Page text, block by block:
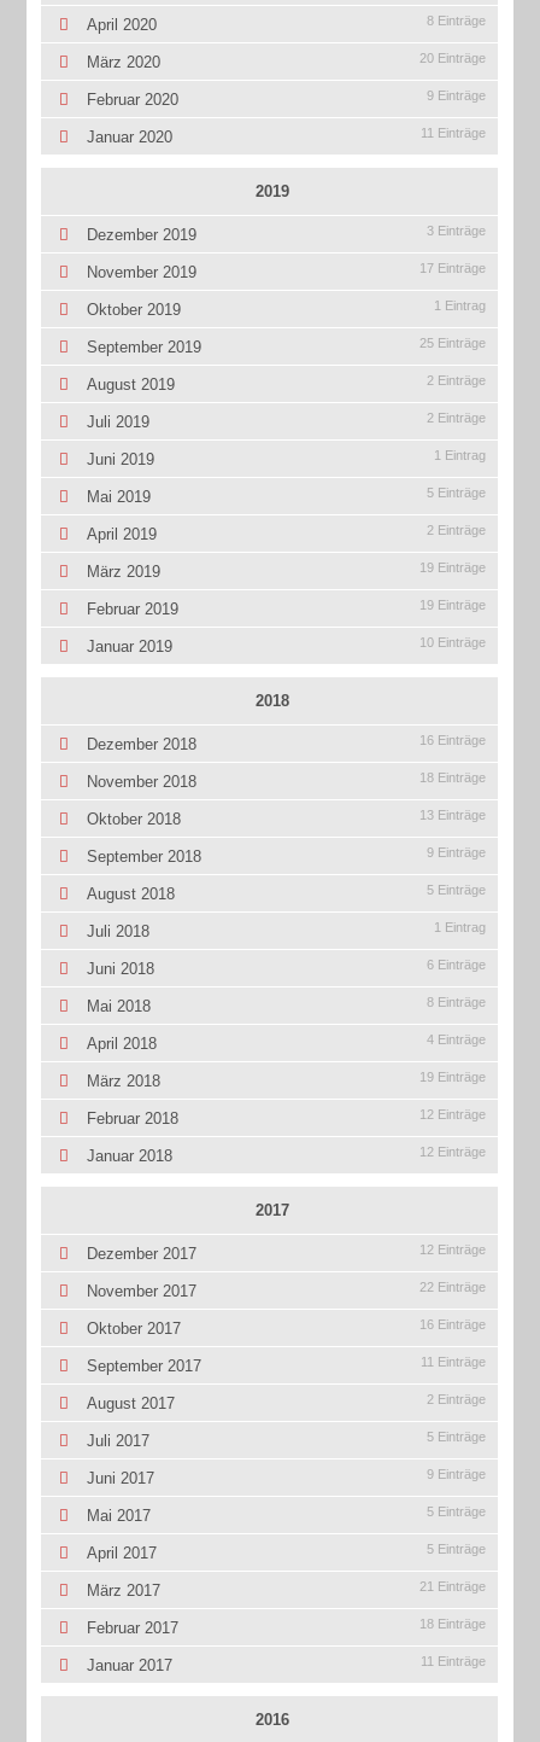
April 2020 8 Einträge
März 2020 20 Einträge
Februar 2020 9 Einträge
Januar 2020 11 Einträge
2019
Dezember 2019 3 Einträge
November 2019 17 Einträge
Oktober 2019 1 Eintrag
September 2019 25 Einträge
August 2019 2 Einträge
Juli 2019 2 Einträge
Juni 2019 1 Eintrag
Mai 2019 5 Einträge
April 2019 2 Einträge
März 2019 19 Einträge
Februar 2019 19 Einträge
Januar 2019 10 Einträge
2018
Dezember 2018 16 Einträge
November 2018 18 Einträge
Oktober 2018 13 Einträge
September 2018 9 Einträge
August 2018 5 Einträge
Juli 2018 1 Eintrag
Juni 2018 6 Einträge
Mai 2018 8 Einträge
April 2018 4 Einträge
März 2018 19 Einträge
Februar 2018 12 Einträge
Januar 2018 12 Einträge
2017
Dezember 2017 12 Einträge
November 2017 22 Einträge
Oktober 2017 16 Einträge
September 2017 11 Einträge
August 2017 2 Einträge
Juli 2017 5 Einträge
Juni 2017 9 Einträge
Mai 2017 5 Einträge
April 2017 5 Einträge
März 2017 21 Einträge
Februar 2017 18 Einträge
Januar 2017 11 Einträge
2016